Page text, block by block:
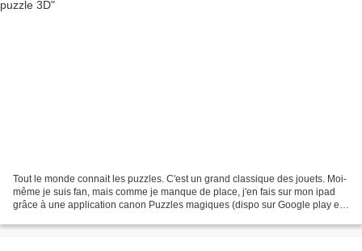
Tout le monde connait les puzzles. C'est un grand classique des jouets. Moi-
même je suis fan, mais comme je manque de place, j'en fais sur mon ipad
grâce à une application canon Puzzles magiques (dispo sur Google play et